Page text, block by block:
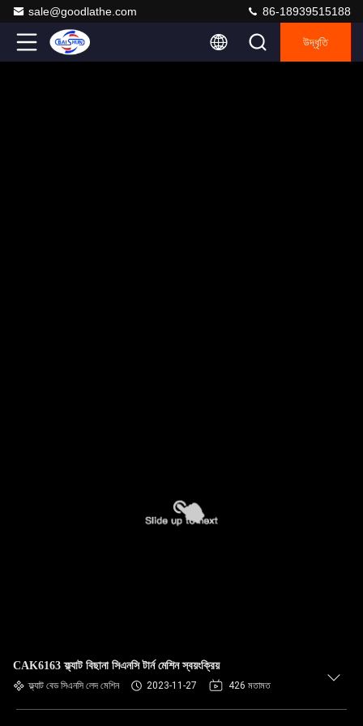
sale@goodlathe.com 86-18939515188
উদ্ধৃতি
CAK6163 ফ্ল্যাট বিছানা সিএনসি টার্ন মেশিন স্বয়ংক্রিয়
ফ্ল্যাট বেড সিএনসি লেদ মেশিন 2023-11-27 426 মতামত